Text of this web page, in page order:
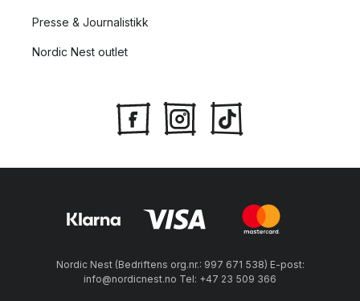
Presse & Journalistikk
Nordic Nest outlet
Nordic Nest (Bedriftens org.nr.: 997 671 538) E-post:
info@nordicnest.no Tel: +47 23 509 366